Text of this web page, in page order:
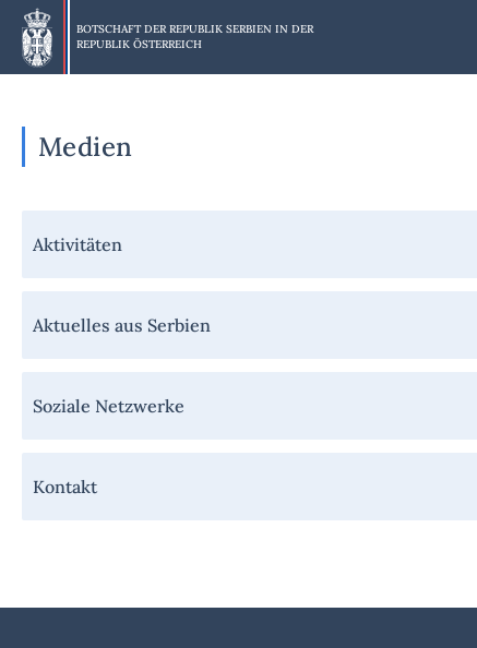
Skip
main
content
BOTSCHAFT DER REPUBLIK SERBIEN IN DER
REPUBLIK ÖSTERREICH
Medien
Aktivitäten
Aktuelles aus Serbien
Soziale Netzwerke
Kontakt